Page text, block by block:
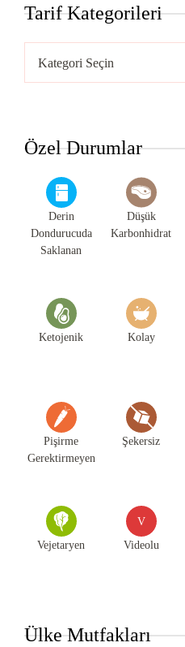
Tarif Kategorileri
Kategorileri
Özel Durumlar
Derin
Dondurucuda
Saklanan
Düşük
Karbonhidrat
Ketojenik Kolay
Pişirme
Gerektirmeyen
Şekersiz
Vejetaryen
V
Videolu
Ülke Mutfakları